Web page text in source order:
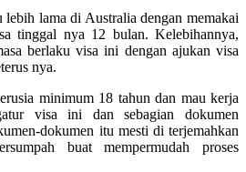
lama di Australia dengan memakai
tinggal nya 12 bulan. Kelebihannya,
berlaku visa ini dengan ajukan visa
nya.
minimum 18 tahun dan mau kerja
visa ini dan sebagian dokumen
dokumen itu mesti di terjemahkan
buat mempermudah proses